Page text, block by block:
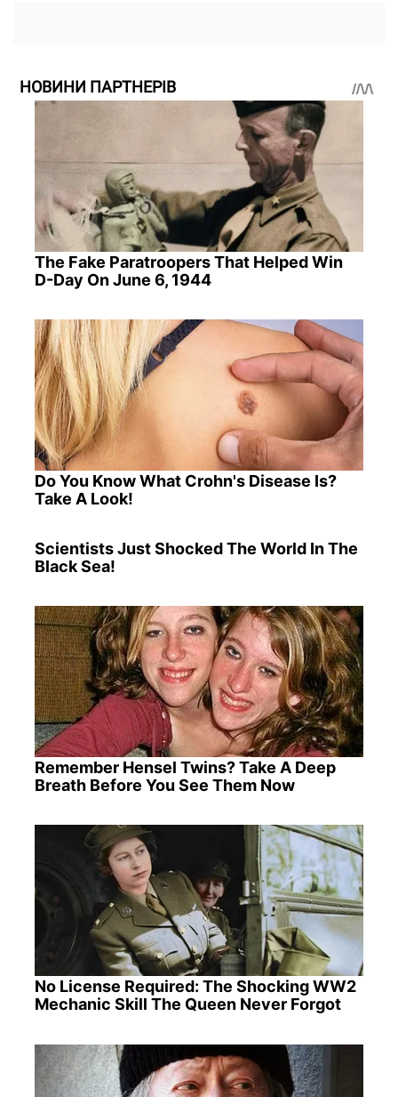
НОВИНИ ПАРТНЕРІВ
The Fake Paratroopers That Helped Win
D-Day On June 6, 1944
Do You Know What Crohn's Disease Is?
Take A Look!
Scientists Just Shocked The World In The
Black Sea!
Remember Hensel Twins? Take A Deep
Breath Before You See Them Now
No License Required: The Shocking WW2
Mechanic Skill The Queen Never Forgot